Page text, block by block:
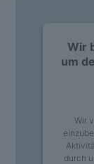
Wir
um
Wir
durch